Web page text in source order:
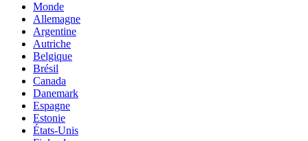
Monde
Allemagne
Argentine
Autriche
Belgique
Brésil
Canada
Danemark
Espagne
Estonie
États-Unis